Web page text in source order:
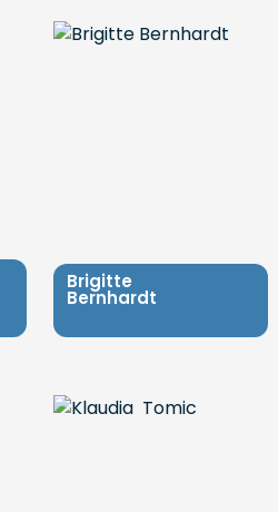
Brigitte
Bernhardt